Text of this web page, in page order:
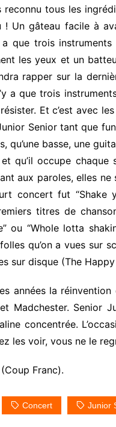
reconnu tous les
Un gâteau facile à
a que trois
les yeux et un
rapper sur la
a que trois
Et c’est avec
Senior tant que
qu’une basse, une
qu’il occupe chaque
aux paroles, elles
concert fut “Shake
titres de
ou “Whole lotta
qu’on a vues sur
sur disque (The
années la
Madchester. Senior
concentrée.
les voir, vous ne le
Franc).
Concert Junior